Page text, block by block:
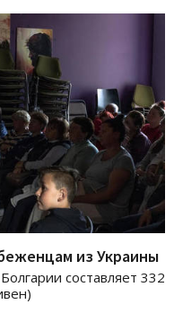
из Украины
составляет 332